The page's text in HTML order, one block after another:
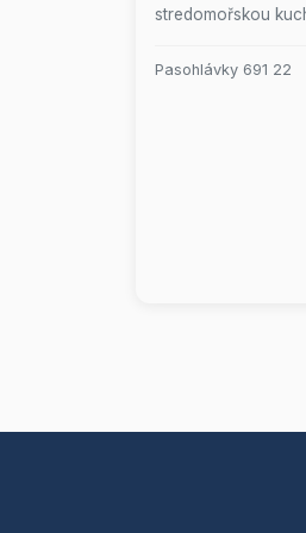
stredomořskou
Pasohlávky 691 22